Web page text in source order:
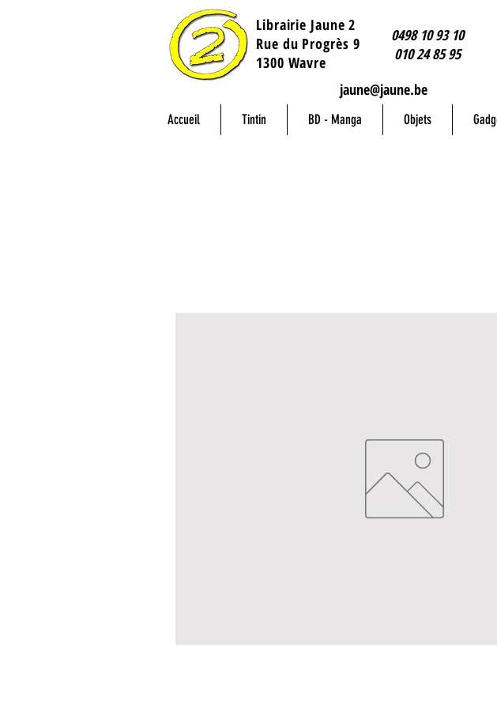
Librairie Jaune 2
​Rue du Progrès 9
1300 Wavre
0498 10 93 10
010 24 85 95
jaune@jaune.be
Accueil Tintin BD - Manga Objets